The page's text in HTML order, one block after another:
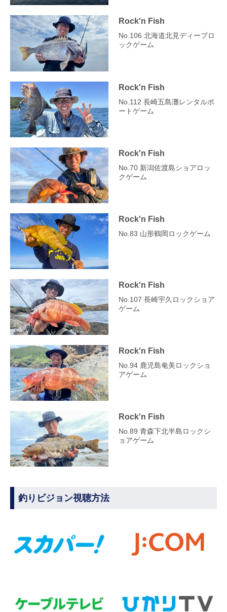
Rock'n Fish
No.106 北海道北見ディープロ
ックゲーム
Rock'n Fish
No.112 長崎五島灘レンタルボ
ートゲーム
Rock'n Fish
No.70 新潟佐渡島ショアロッ
クゲーム
Rock'n Fish
No.83 山形鶴岡ロックゲーム
Rock'n Fish
No.107 長崎宇久ロックショア
ゲーム
Rock'n Fish
No.94 鹿児島奄美ロックショ
アゲーム
Rock'n Fish
No.89 青森下北半島ロックシ
ョアゲーム
釣りビジョン視聴方法